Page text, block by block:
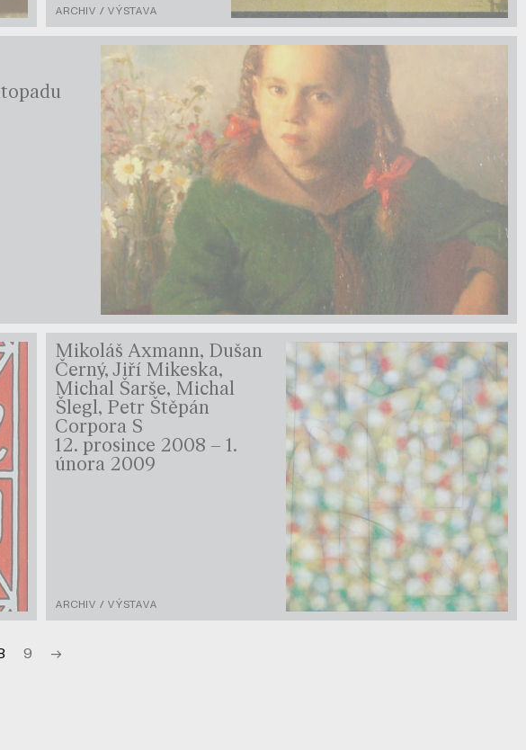
ARCHIV / VÝSTAVA
Mikoláš Axmann, Dušan
Černý, Jiří Mikeska,
Michal Šarše, Michal
Šlegl, Petr Štěpán
Corpora S
12. prosince 2008 – 1.
února 2009
ARCHIV / VÝSTAVA
9 →